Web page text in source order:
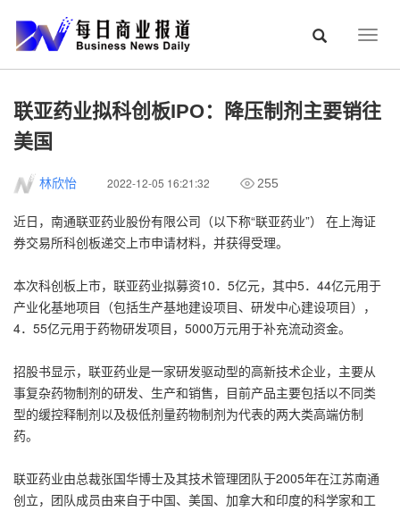
联亚药业拟科创板IPO：降压制剂主要销往
美国
林欣怡 2022-12-05 16:21:32 255
近日，南通联亚药业股份有限公司（以下称“联亚药业”） 在上海证
券交易所科创板递交上市申请材料，并获得受理。
本次科创板上市，联亚药业拟募资10．5亿元，其中5．44亿元用于
产业化基地项目（包括生产基地建设项目、研发中心建设项目），
4．55亿元用于药物研发项目，5000万元用于补充流动资金。
招股书显示，联亚药业是一家研发驱动型的高新技术企业，主要从
事复杂药物制剂的研发、生产和销售，目前产品主要包括以不同类
型的缓控释制剂以及极低剂量药物制剂为代表的两大类高端仿制
药。
联亚药业由总裁张国华博士及其技术管理团队于2005年在江苏南通
创立，团队成员由来自于中国、美国、加拿大和印度的科学家和工